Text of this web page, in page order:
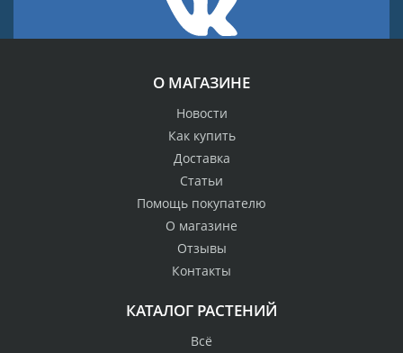
О МАГАЗИНЕ
Новости
Как купить
Доставка
Статьи
Помощь покупателю
О магазине
Отзывы
Контакты
КАТАЛОГ РАСТЕНИЙ
Всё